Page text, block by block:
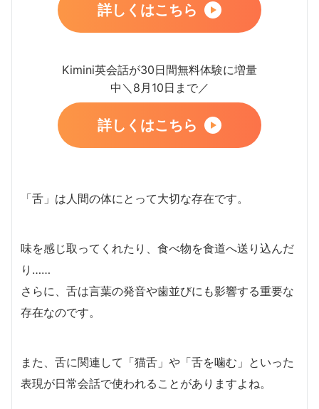
詳しくはこちら
Kimini英会話が30日間無料体験に増量
中＼8月10日まで／
詳しくはこちら
「舌」は人間の体にとって大切な存在です。
味を感じ取ってくれたり、食べ物を食道へ送り込んだ
り……
さらに、舌は言葉の発音や歯並びにも影響する重要な
存在なのです。
また、舌に関連して「猫舌」や「舌を噛む」といった
表現が日常会話で使われることがありますよね。